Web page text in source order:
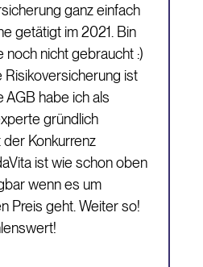
ganz einfach
getätigt im 2021. Bin
noch nicht gebraucht :)
Risikoversicherung ist
AGB habe ich als
gründlich
Konkurrenz
ist wie schon oben
wenn es um
Preis geht. Weiter so!